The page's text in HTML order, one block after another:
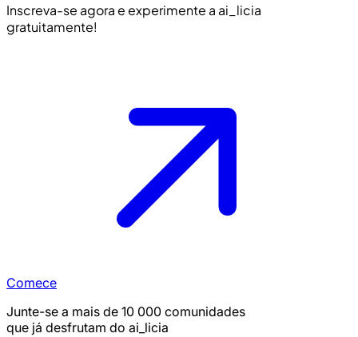
Inscreva-se agora e experimente a ai_licia
gratuitamente!
Comece
Junte-se a mais de 10 000 comunidades
que já desfrutam do ai_licia